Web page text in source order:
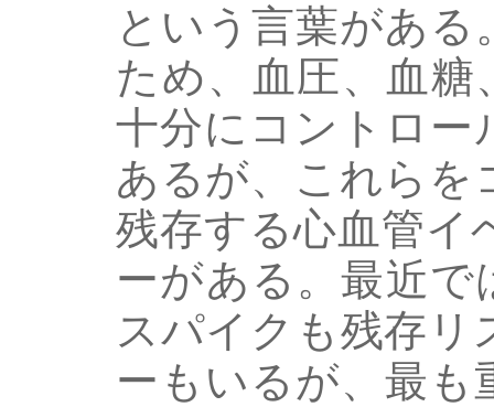
という言葉があ
ため、血圧、血
十分にコントロー
あるが、これらを
残存する心血管イ
ーがある。最近で
スパイクも残存リ
ーもいるが、最も